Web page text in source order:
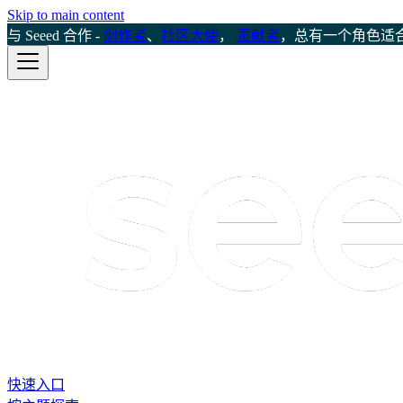
Skip to main content
与 Seeed 合作 - 创作者、 社区大使， 贡献者，总有一个角色适
快速入口